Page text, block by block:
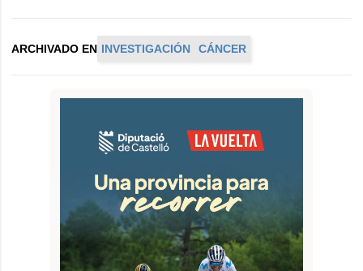
ARCHIVADO EN INVESTIGACIÓN CÁNCER